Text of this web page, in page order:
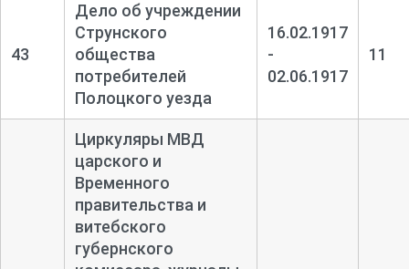
43
Дело об учреждении
Струнского
общества
потребителей
Полоцкого уезда
16.02.1917
-
02.06.1917
11
Циркуляры МВД
царского и
Временного
правительства и
витебского
губернского